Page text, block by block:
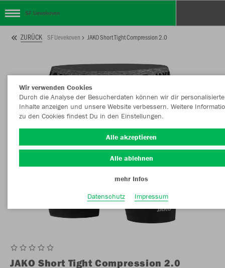
SF Uevekoven
ZURÜCK SF Uevekoven JAKO Short Tight Compression 2.0
JAKO Short Tight Compression 2.0
Wir verwenden Cookies
Durch die Analyse der Besucherdaten können wir dir personalisierte
Inhalte anzeigen und unsere Website verbessern. Weitere
zu den Cookies findest Du in den Einstellungen.
Alle akzeptieren
Alle ablehnen
mehr Infos
Datenschutz
Impressum